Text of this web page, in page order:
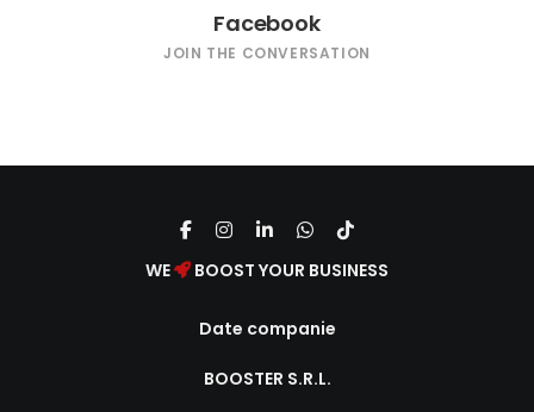
Facebook
JOIN THE CONVERSATION
WE BOOST YOUR BUSINESS
Date companie
BOOSTER S.R.L.